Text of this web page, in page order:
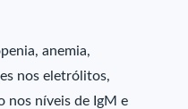
anemia,
nos eletrólitos,
nos níveis de IgM e